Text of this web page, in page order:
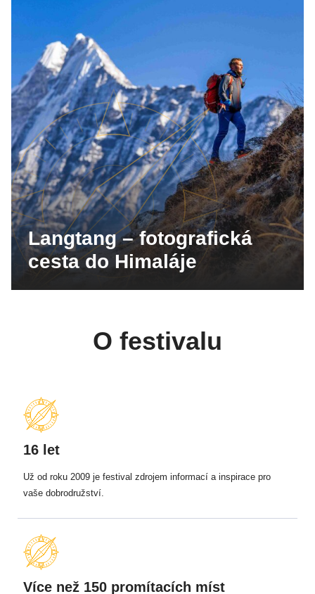
Langtang – fotografická
cesta do Himaláje
O festivalu
16 let
Už od roku 2009 je festival zdrojem informací a inspirace pro
vaše dobrodružství.
Více než 150 promítacích míst